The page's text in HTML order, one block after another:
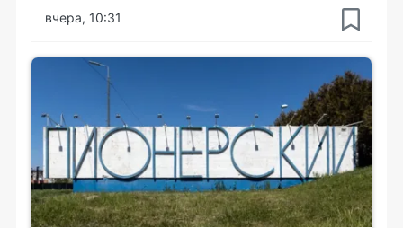
вчера, 10:31